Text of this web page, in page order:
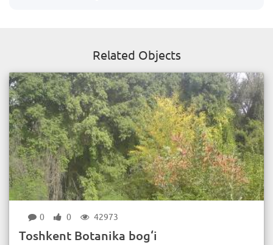
Related Objects
0 0 42973
Toshkent Botanika bog‘i